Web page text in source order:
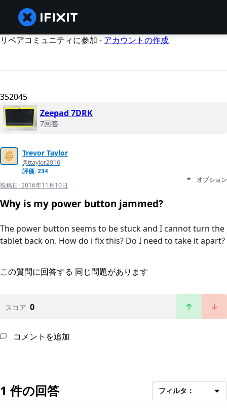
リペアコミュニティに参加 - アカウントの作成
352045
Zeepad 7DRK
7回答
Trevor Taylor
@ttaylor2016
評価: 234
投稿日:2016年11月10日
オプション
Why is my power button jammed?
The power button seems to be stuck and I cannot turn the
tablet back on. How do i fix this? Do I need to take it apart?
この質問に回答する 同じ問題があります
スコア 0
コメントを追加
1 件の回答 フィルタ：